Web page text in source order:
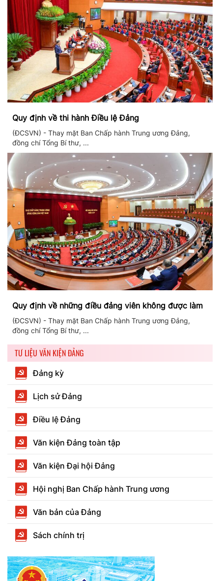
Quy định về thi hành Điều lệ Đảng
(ĐCSVN) - Thay mặt Ban Chấp hành Trung ương Đảng,
đồng chí Tổng Bí thư, ...
Quy định về những điều đảng viên không được làm
(ĐCSVN) - Thay mặt Ban Chấp hành Trung ương Đảng,
đồng chí Tổng Bí thư, ...
TƯ LIỆU VĂN KIỆN ĐẢNG
Đảng kỳ
Lịch sử Đảng
Điều lệ Đảng
Văn kiện Đảng toàn tập
Văn kiện Đại hội Đảng
Hội nghị Ban Chấp hành Trung ương
Văn bản của Đảng
Sách chính trị